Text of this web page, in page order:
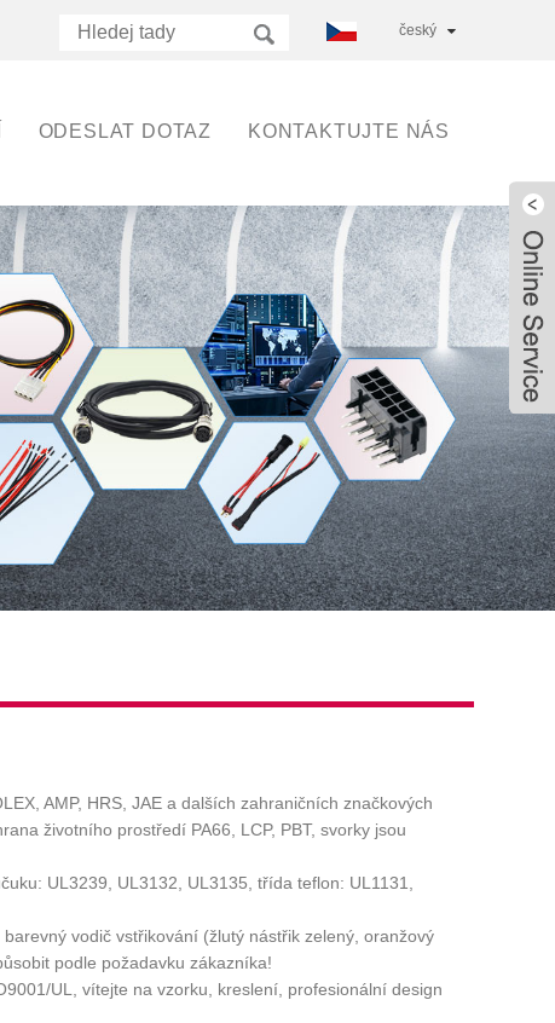
český
ODESLAT DOTAZ KONTAKTUJTE NÁS
AMP, HRS, JAE a dalších zahraničních značkových
životního prostředí PA66, LCP, PBT, svorky jsou
UL3239, UL3132, UL3135, třída teflon: UL1131,
vodič vstřikování (žlutý nástřik zelený, oranžový
podle požadavku zákazníka!
UL, vítejte na vzorku, kreslení, profesionální design